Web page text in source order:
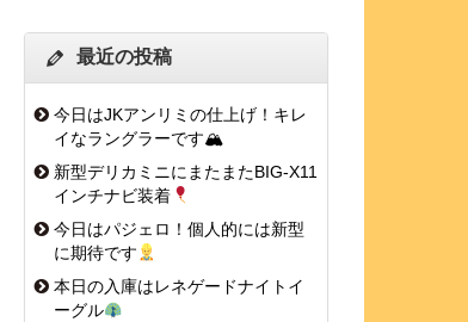
最近の投稿
今日はJKアンリミの仕上げ！キレ
イなラングラーです🏔
新型デリカミニにまたまたBIG-X11
インチナビ装着
今日はパジェロ！個人的には新型
に期待です
本日の入庫はレネゲードナイトイ
ーグル